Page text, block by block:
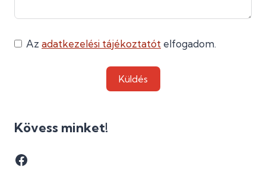
Az adatkezelési tájékoztatót elfogadom.
Küldés
Kövess minket!
Facebook